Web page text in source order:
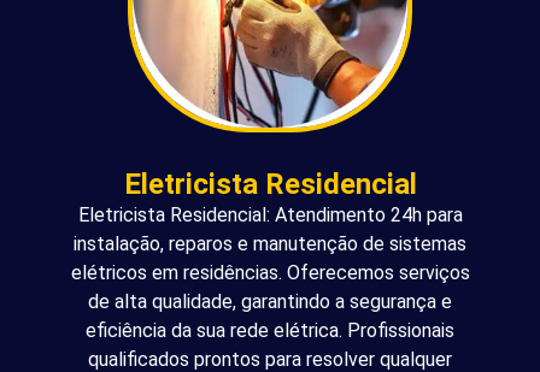
Eletricista Residencial
Eletricista Residencial: Atendimento 24h para
instalação, reparos e manutenção de sistemas
elétricos em residências. Oferecemos serviços
de alta qualidade, garantindo a segurança e
eficiência da sua rede elétrica. Profissionais
qualificados prontos para resolver qualquer